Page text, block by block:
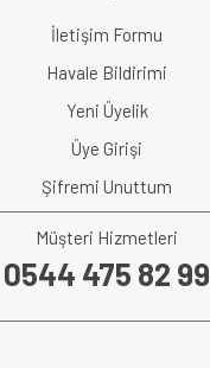
İletişim Formu
Havale Bildirimi
Yeni Üyelik
Üye Girişi
Şifremi Unuttum
Müşteri Hizmetleri
0544 475 82 99